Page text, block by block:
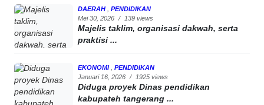
DAERAH
PENDIDIKAN
Mei 30, 2026 / 139 views
Majelis taklim, organisasi dakwah, serta
praktisi ...
EKONOMI
PENDIDIKAN
Januari 16, 2026 / 1925 views
Diduga proyek Dinas pendidikan
kabupateh tangerang ...